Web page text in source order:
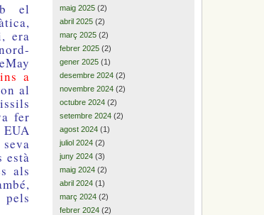
el
era
a
al
fer
està
als
pels
maig 2025 (2)
abril 2025 (2)
març 2025 (2)
febrer 2025 (2)
gener 2025 (1)
desembre 2024 (2)
novembre 2024 (2)
octubre 2024 (2)
setembre 2024 (2)
agost 2024 (1)
juliol 2024 (2)
juny 2024 (3)
maig 2024 (2)
abril 2024 (1)
març 2024 (2)
febrer 2024 (2)